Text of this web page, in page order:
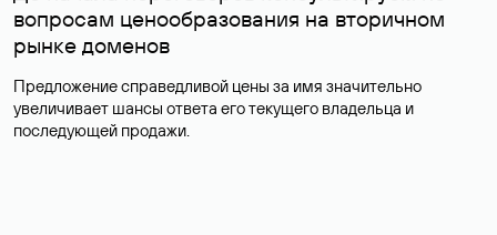
вопросам ценообразования на вторичном
рынке доменов
Предложение справедливой цены за имя значительно
увеличивает шансы ответа его текущего владельца и
последующей продажи.